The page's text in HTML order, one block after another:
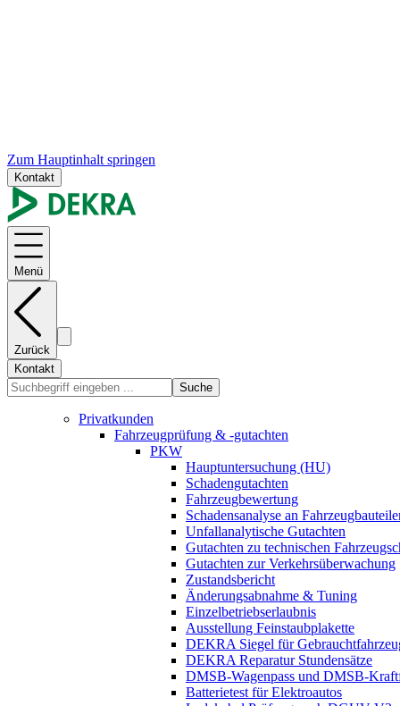
Zum Hauptinhalt springen
Kontakt
Menü
Zurück
Kontakt
Suche
Privatkunden
Fahrzeugprüfung & -gutachten
PKW
Hauptuntersuchung (HU)
Schadengutachten
Fahrzeugbewertung
Schadensanalyse an
Unfallanalytische Gutachten
Gutachten zu technischen
Gutachten zur Verkehrsüberwachung
Zustandsbericht
Änderungsabnahme & Tuning
Einzelbetriebserlaubnis
Ausstellung Feinstaubplakette
DEKRA Siegel für
DEKRA Reparatur Stundensätze
DMSB-Wagenpass und DMSB-
Batterietest für Elektroautos